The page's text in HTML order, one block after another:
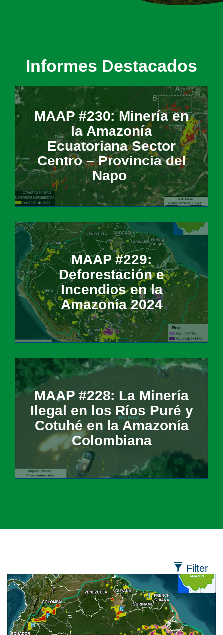
Informes Destacados
​MAAP #230: Minería en
la Amazonía
Ecuatoriana Sector
Centro – Provincia del
Napo ​
MAAP #229:
Deforestación e
Incendios en la
Amazonía 2024
MAAP #228: La Minería
Ilegal en los Ríos Puré y
Cotuhé en la Amazonía
Colombiana
Filter